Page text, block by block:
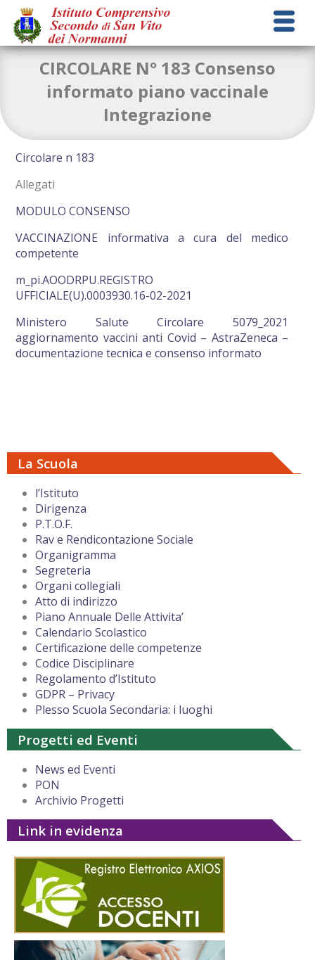
La Scuola
l’Istituto
Dirigenza
P.T.O.F.
Rav e Rendicontazione Sociale
Organigramma
Segreteria
Organi collegiali
Atto di indirizzo
Piano Annuale Delle Attivita’
Calendario Scolastico
Certificazione delle competenze
Codice Disciplinare
Regolamento d’Istituto
GDPR – Privacy
Plesso Scuola Secondaria: i luoghi
Progetti ed Eventi
News ed Eventi
PON
Archivio Progetti
Link in evidenza
CIRCOLARE N° 183 Consenso
informato piano vaccinale
Integrazione
Consenso informato piano vaccinale Integrazione
Circolare n 183
Allegati
MODULO CONSENSO
VACCINAZIONE informativa a cura del medico
competente
m_pi.AOODRPU.REGISTRO
UFFICIALE(U).0003930.16-02-2021
Ministero Salute Circolare 5079_2021
aggiornamento vaccini anti Covid – AstraZeneca –
documentazione tecnica e consenso informato